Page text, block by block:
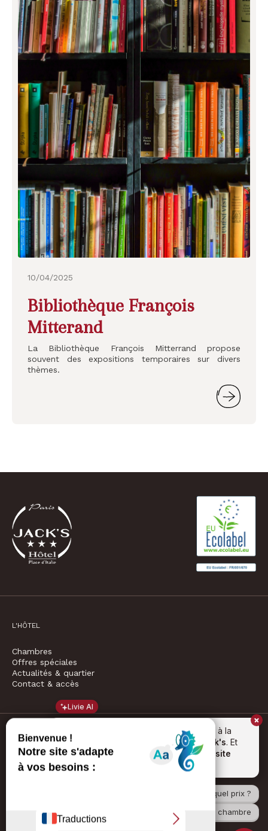
10/04/2025
Bibliothèque François
Mitterand
La Bibliothèque François Mitterrand propose
souvent des expositions temporaires sur divers
thèmes.
L'HÔTEL
Chambres
Offres spéciales
Actualités & quartier
Contact & accès
CONTACT
info@jacks-hotel.com
. Je peux répondre à la
plupart de vos questions sur l’hôtel
Jack's. Et
surtout, n’oubliez pas, leprix sur notre site
officielest toujours le moins cher
Livie AI
Proposez-vous le petit déjeuner et à quel prix ?
Je veux réserver une chambre